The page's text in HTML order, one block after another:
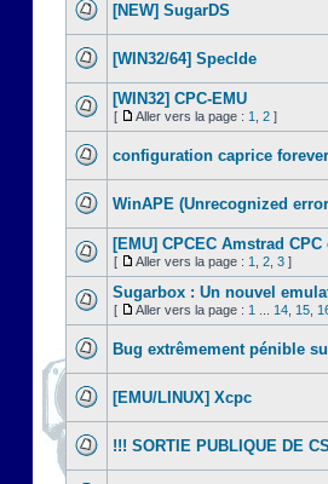
[NEW] SugarDS
[WIN32/64] SpecIde
[WIN32] CPC-EMU
[ Aller vers la page : 1 2 ]
configuration caprice
WinAPE (Unrecognized
[EMU] CPCEC Amstrad
[ Aller vers la page : 1 2 3 ]
Sugarbox : Un nouvel
[ Aller vers la page : 1 14 15
Bug extrêmement pénible
[EMU/LINUX] Xcpc
!!! SORTIE PUBLIQUE DE